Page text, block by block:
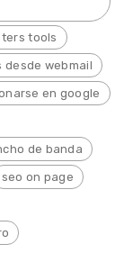
tools
desde webmail
en google
de banda
seo on page